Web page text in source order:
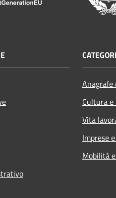
Cultura
Vita
Imprese
Mobilità